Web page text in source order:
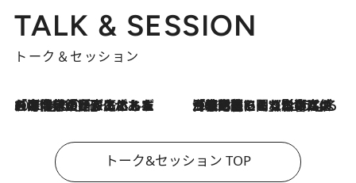
TALK & SESSION
トーク＆セッション
2026.8.3
「今後値上げがあるとすれば…」「リスクがあるのは今年の冬」エネルギー専門家が語る、ホルムズ海峡封鎖が家庭にもたらす“ある心配” 2026.8.3
「住宅建てられない…」「サーチャージ料の高値が続いている」ホルムズ海峡封鎖による影響はいつまで続く？《エネルギー専門家に聞く“どうなる日本の暮らし”》
トーク&セッション TOP